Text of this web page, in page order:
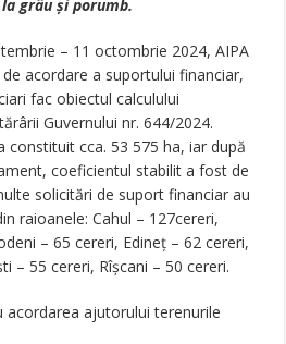
grâu și porumb.
– 11 octombrie 2024, AIPA
acordare a suportului financiar,
fac obiectul calculului
Guvernului nr. 644/2024.
constituit cca. 53 575 ha, iar după
coeficientul stabilit a fost de
solicitări de suport financiar au
raioanele: Cahul – 127cereri,
– 65 cereri, Edineț – 62 cereri,
– 55 cereri, Rîşcani – 50 cereri.
acordarea ajutorului terenurile